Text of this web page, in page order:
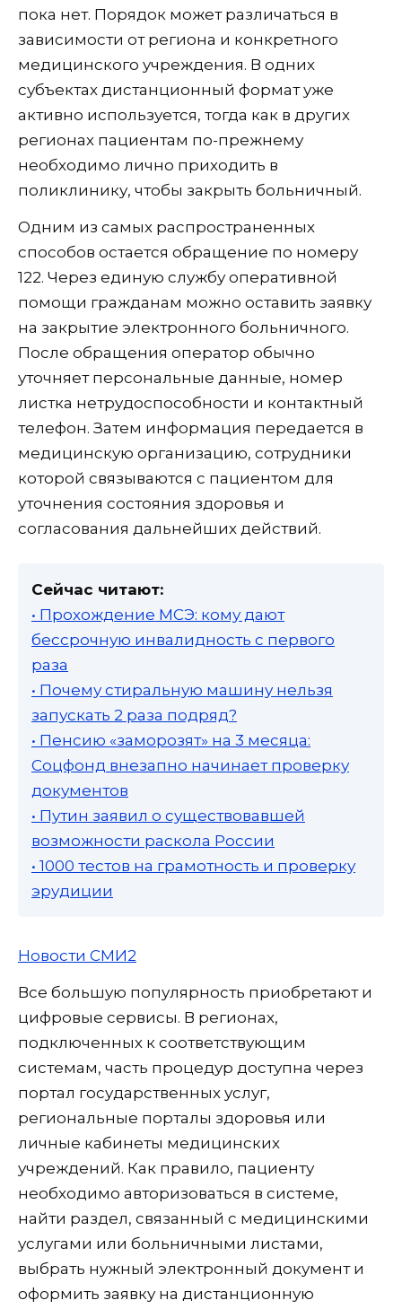
пока нет. Порядок может различаться в
зависимости от региона и конкретного
медицинского учреждения. В одних
субъектах дистанционный формат уже
активно используется, тогда как в других
регионах пациентам по-прежнему
необходимо лично приходить в
поликлинику, чтобы закрыть больничный.
Одним из самых распространенных
способов остается обращение по номеру
122. Через единую службу оперативной
помощи гражданам можно оставить заявку
на закрытие электронного больничного.
После обращения оператор обычно
уточняет персональные данные, номер
листка нетрудоспособности и контактный
телефон. Затем информация передается в
медицинскую организацию, сотрудники
которой связываются с пациентом для
уточнения состояния здоровья и
согласования дальнейших действий.
Сейчас читают:
• Прохождение МСЭ: кому дают
бессрочную инвалидность с первого
раза
• Почему стиральную машину нельзя
запускать 2 раза подряд?
• Пенсию «заморозят» на 3 месяца:
Соцфонд внезапно начинает проверку
документов
• Путин заявил о существовавшей
возможности раскола России
• 1000 тестов на грамотность и проверку
эрудиции
Новости СМИ2
Все большую популярность приобретают и
цифровые сервисы. В регионах,
подключенных к соответствующим
системам, часть процедур доступна через
портал государственных услуг,
региональные порталы здоровья или
личные кабинеты медицинских
учреждений. Как правило, пациенту
необходимо авторизоваться в системе,
найти раздел, связанный с медицинскими
услугами или больничными листами,
выбрать нужный электронный документ и
оформить заявку на дистанционную